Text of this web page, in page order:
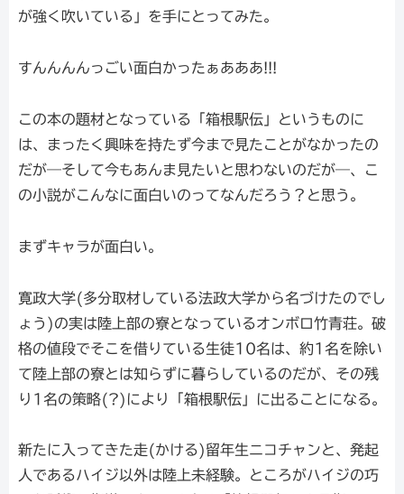
が強く吹いている」を手にとってみた。
すんんんんっごい面白かったぁあああ!!!
この本の題材となっている「箱根駅伝」というものに
は、まったく興味を持たず今まで見たことがなかったの
だが―そして今もあんま見たいと思わないのだが―、こ
の小説がこんなに面白いのってなんだろう？と思う。
まずキャラが面白い。
寛政大学(多分取材している法政大学から名づけたのでし
ょう)の実は陸上部の寮となっているオンボロ竹青荘。破
格の値段でそこを借りている生徒10名は、約1名を除い
て陸上部の寮とは知らずに暮らしているのだが、その残
り1名の策略(?)により「箱根駅伝」に出ることになる。
新たに入ってきた走(かける)留年生ニコチャンと、発起
人であるハイジ以外は陸上未経験。ところがハイジの巧